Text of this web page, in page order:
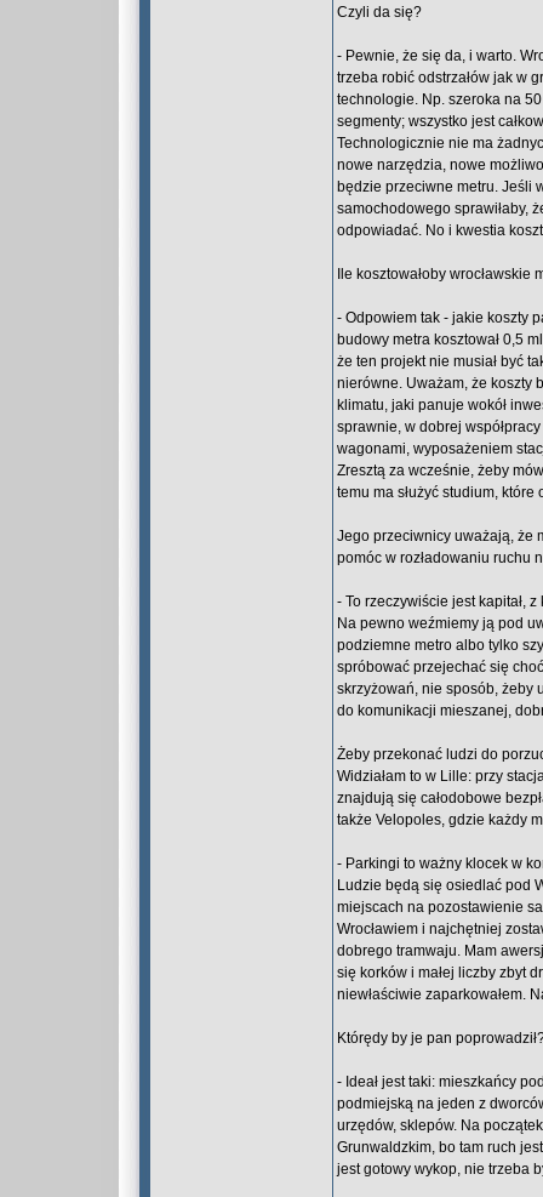
Czyli da się?
- Pewnie, że się da, i warto.
trzeba robić odstrzałów jak w
technologie. Np. szeroka na
segmenty; wszystko jest
Technologicznie nie ma
nowe narzędzia, nowe
będzie przeciwne metru. Jeśli
samochodowego sprawiłaby,
odpowiadać. No i kwestia
Ile kosztowałoby wrocławskie
- Odpowiem tak - jakie koszty
budowy metra kosztował 0,5
że ten projekt nie musiał być
nierówne. Uważam, że koszty
klimatu, jaki panuje wokół
sprawnie, w dobrej
wagonami, wyposażeniem
Zresztą za wcześnie, żeby
temu ma służyć studium, które
Jego przeciwnicy uważają, że
pomóc w rozładowaniu ruchu
- To rzeczywiście jest kapitał,
Na pewno weźmiemy ją pod
podziemne metro albo tylko
spróbować przejechać się
skrzyżowań, nie sposób, żeby
do komunikacji mieszanej,
Żeby przekonać ludzi do
Widziałam to w Lille: przy
znajdują się całodobowe
także Velopoles, gdzie każdy
- Parkingi to ważny klocek w
Ludzie będą się osiedlać pod
miejscach na pozostawienie
Wrocławiem i najchętniej
dobrego tramwaju. Mam
się korków i małej liczby zbyt
niewłaściwie zaparkowałem.
Którędy by je pan
- Ideał jest taki: mieszkańcy
podmiejską na jeden z
urzędów, sklepów. Na
Grunwaldzkim, bo tam ruch
jest gotowy wykop, nie trzeba